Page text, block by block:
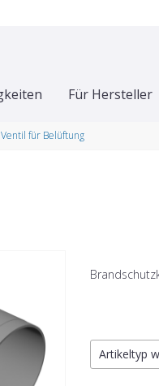
Für Hersteller
Ventil für Belüftung
Artikeltyp